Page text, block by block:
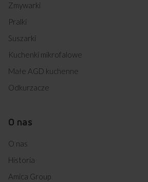
Zmywarki
Pralki
Suszarki
Kuchenki mikrofalowe
Małe AGD kuchenne
Odkurzacze
O nas
O nas
Historia
Amica Group